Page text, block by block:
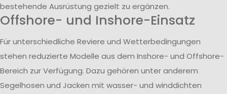
bestehende Ausrüstung gezielt zu ergänzen.
Offshore- und Inshore-Einsatz
Für unterschiedliche Reviere und Wetterbedingungen
stehen reduzierte Modelle aus dem Inshore- und Offshore-
Bereich zur Verfügung. Dazu gehören unter anderem
Segelhosen und Jacken mit wasser- und winddichten